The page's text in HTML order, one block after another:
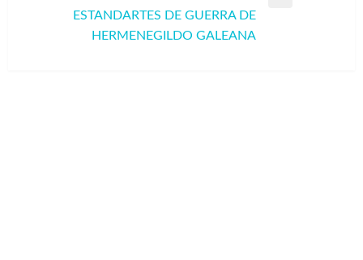
ESTANDARTES DE GUERRA DE
HERMENEGILDO GALEANA